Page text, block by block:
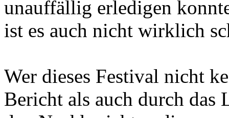
unauffällig erledigen
ist es auch nicht wirklich
Wer dieses Festival nicht
Bericht als auch durch das